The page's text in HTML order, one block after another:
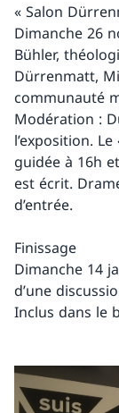
« Salon
Dimanche 26
Bühler,
Dürrenmatt,
communauté
Modération :
l’exposition.
guidée à 16h
est écrit.
d’entrée.
Finissage
Dimanche 14
d’une
Inclus dans le